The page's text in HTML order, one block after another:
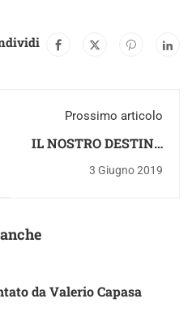
Prossimo articolo
IL NOSTRO DESTINO
3 Giugno 2019
da Valerio Capasa